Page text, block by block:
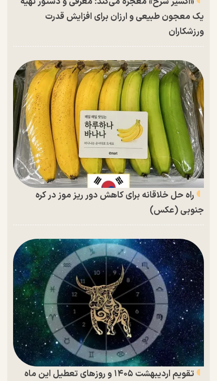
یک معجون طبیعی و ارزان برای افزایش قدرت
ورزشکاران
راه حل خلاقانه برای کاهش دور ریز موز در کره
جنوبی (عکس)
تقویم اردیبهشت ۱۴۰۵ و روز‌های تعطیل این ماه